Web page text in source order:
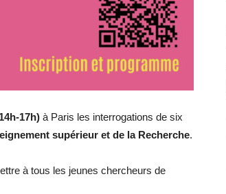
17h) à Paris les interrogations de six
supérieur et de la Recherche.
à tous les jeunes chercheurs de